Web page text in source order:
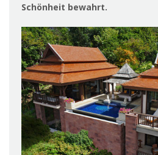
Schönheit bewahrt.